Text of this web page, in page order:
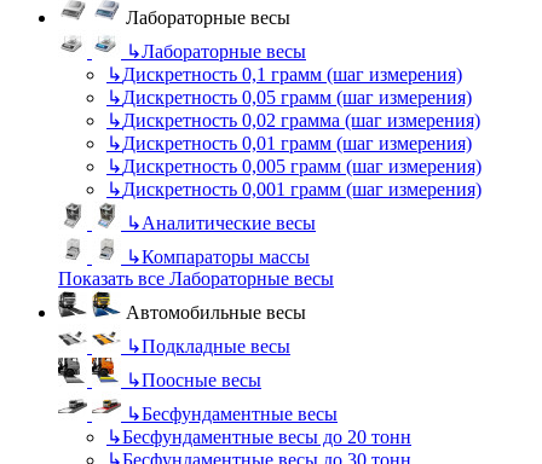
Лабораторные весы
↳Лабораторные весы
↳Дискретность 0,1 грамм (шаг измерения)
↳Дискретность 0,05 грамм (шаг измерения)
↳Дискретность 0,02 грамма (шаг измерения)
↳Дискретность 0,01 грамм (шаг измерения)
↳Дискретность 0,005 грамм (шаг измерения)
↳Дискретность 0,001 грамм (шаг измерения)
↳Аналитические весы
↳Компараторы массы
Показать все Лабораторные весы
Автомобильные весы
↳Подкладные весы
↳Поосные весы
↳Бесфундаментные весы
↳Бесфундаментные весы до 20 тонн
↳Бесфундаментные весы до 30 тонн